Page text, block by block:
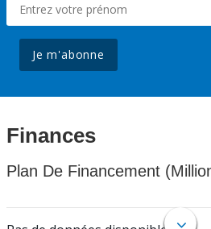
Je m'abonne
Finances
Plan De Financement